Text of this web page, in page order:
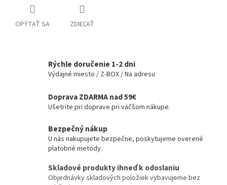
OPÝTAŤ SA ZDIEĽAŤ
Rýchle doručenie 1-2 dni
Výdajné miesto / Z-BOX / Na adresu
Doprava ZDARMA nad 59€
Ušetrite pri doprave pri väčšom nákupe.
Bezpečný nákup
U nás nakupujete bezpečne, poskytujeme overené
platobné metódy.
Skladové produkty ihneď k odoslaniu
Objednávky skladových položiek vybavujeme bez